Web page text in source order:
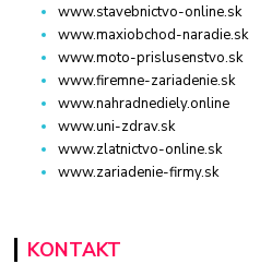
www.stavebnictvo-online.sk
www.maxiobchod-naradie.sk
www.moto-prislusenstvo.sk
www.firemne-zariadenie.sk
www.nahradnediely.online
www.uni-zdrav.sk
www.zlatnictvo-online.sk
www.zariadenie-firmy.sk
KONTAKT